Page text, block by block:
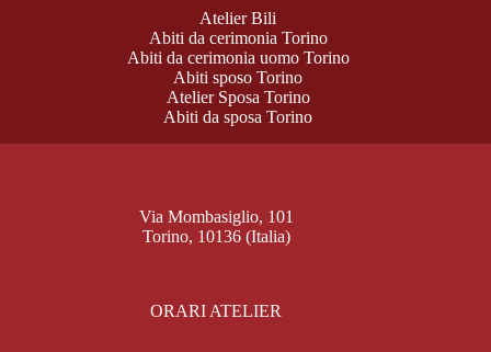
Atelier Bili
Abiti da cerimonia Torino
Abiti da cerimonia uomo Torino
Abiti sposo Torino
Atelier Sposa Torino
Abiti da sposa Torino
Via Mombasiglio, 101
Torino, 10136 (Italia)
ORARI ATELIER